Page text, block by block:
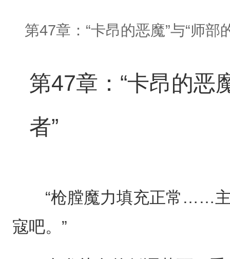
第47章：“卡昂的恶魔”与“师部
第47章：“卡昂的恶
者”
“枪膛魔力填充正常……主
寇吧。”